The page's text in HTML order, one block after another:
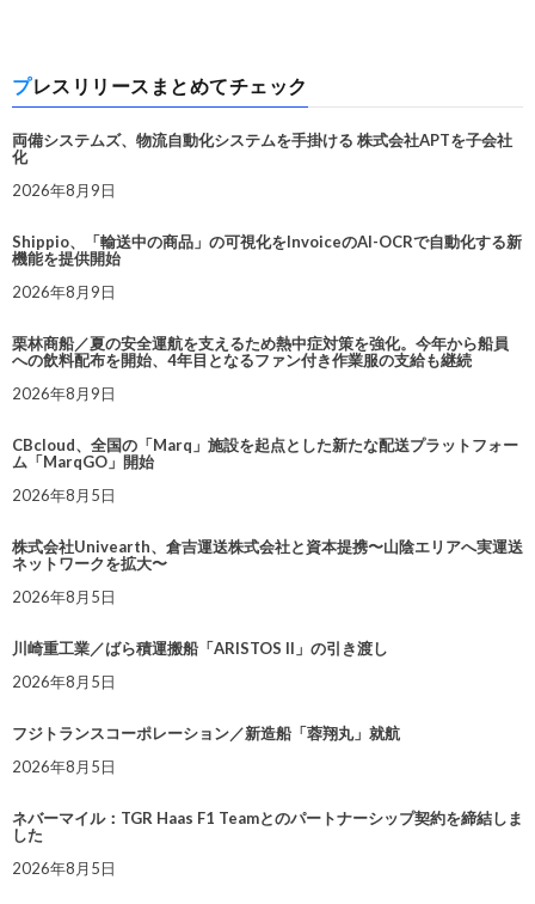
プレスリリースまとめてチェック
両備システムズ、物流自動化システムを手掛ける 株式会社APTを子会社
化
2026年8月9日
Shippio、「輸送中の商品」の可視化をInvoiceのAI-OCRで自動化する新
機能を提供開始
2026年8月9日
栗林商船／夏の安全運航を支えるため熱中症対策を強化。今年から船員
への飲料配布を開始、4年目となるファン付き作業服の支給も継続
2026年8月9日
CBcloud、全国の「Marq」施設を起点とした新たな配送プラットフォー
ム「MarqGO」開始
2026年8月5日
株式会社Univearth、倉吉運送株式会社と資本提携〜山陰エリアへ実運送
ネットワークを拡大〜
2026年8月5日
川崎重工業／ばら積運搬船「ARISTOS II」の引き渡し
2026年8月5日
フジトランスコーポレーション／新造船「蓉翔丸」就航
2026年8月5日
ネバーマイル：TGR Haas F1 Teamとのパートナーシップ契約を締結しま
した
2026年8月5日